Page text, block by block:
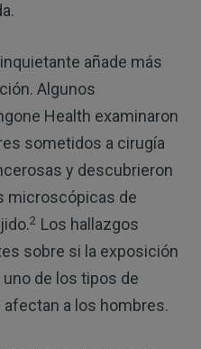
añade más
Algunos
Health examinaron
sometidos a cirugía
y descubrieron
microscópicas de
2 Los hallazgos
sobre si la exposición
de los tipos de
a los hombres.